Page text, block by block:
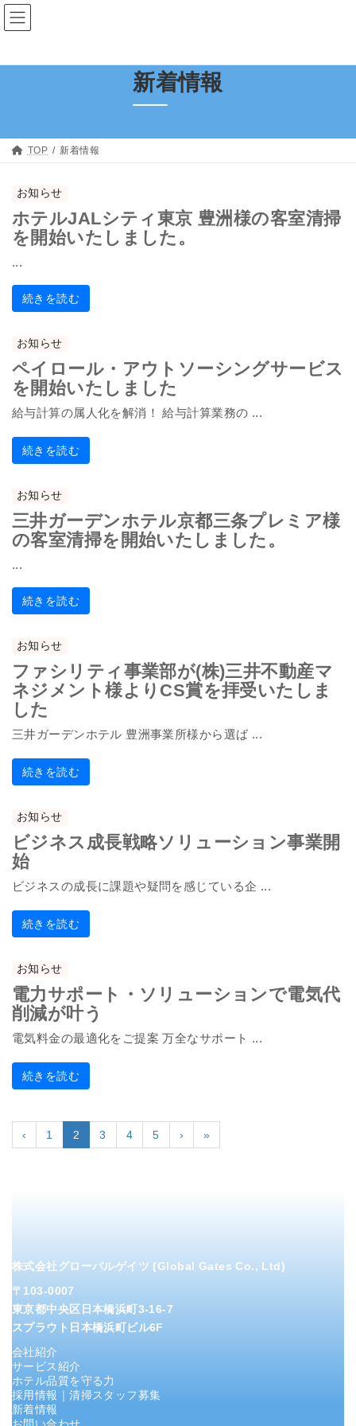
コ
ン
テ
ツ
ナ
ビ
ゲ
シ
新着情報
TOP 新着情報
お知らせ
ホテルJALシティ東京 豊洲様の客室清掃
を開始いたしました。
...
続きを読む
お知らせ
ペイロール・アウトソーシングサービス
を開始いたしました
給与計算の属人化を解消！ 給与計算業務の ...
続きを読む
お知らせ
三井ガーデンホテル京都三条プレミア様
の客室清掃を開始いたしました。
...
続きを読む
お知らせ
ファシリティ事業部が(株)三井不動産マ
ネジメント様よりCS賞を拝受いたしま
した
三井ガーデンホテル 豊洲事業所様から選ば ...
続きを読む
お知らせ
ビジネス成長戦略ソリューション事業開
始
ビジネスの成長に課題や疑問を感じている企 ...
続きを読む
お知らせ
電力サポート・ソリューションで電気代
削減が叶う
電気料金の最適化をご提案 万全なサポート ...
続きを読む
‹ 1 2 3 4 5 › »
株式会社グローバルゲイツ (Global Gates Co., Ltd)
〒103-0007
東京都中央区日本橋浜町3-16-7
スプラウト日本橋浜町ビル6F
会社紹介
サービス紹介
ホテル品質を守る力
採用情報｜清掃スタッフ募集
新着情報